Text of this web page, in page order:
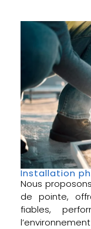
Installation
Nous
de pointe,
fiables,